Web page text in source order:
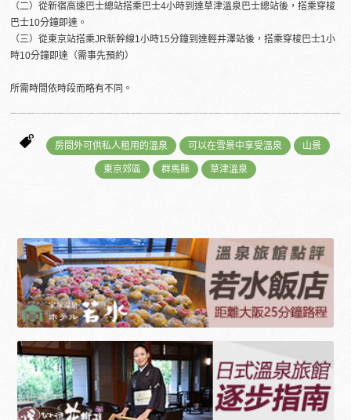
（二）從新宿高速巴士總站搭乘巴士4小時到達草津溫泉巴士總站後，搭乘穿梭
巴士10分鐘即達。
（三）從東京站搭乘JR新幹線1小時15分鐘到達輕井澤站後，搭乘穿梭巴士1小
時10分鐘即達（需事先預約）
所需時間依時段而略有不同。
房間外可供私人租用的溫泉 可以在雪景中享受溫泉 山景
東京郊區 群馬縣 草津溫泉